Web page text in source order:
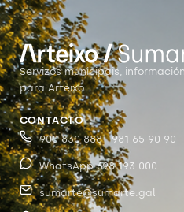
Servizos municipais,
para Arteixo.
CONTACTO
900 830 888 · 981 65 90 90
WhatsApp 698 193 000
sumarte@sumarte.gal